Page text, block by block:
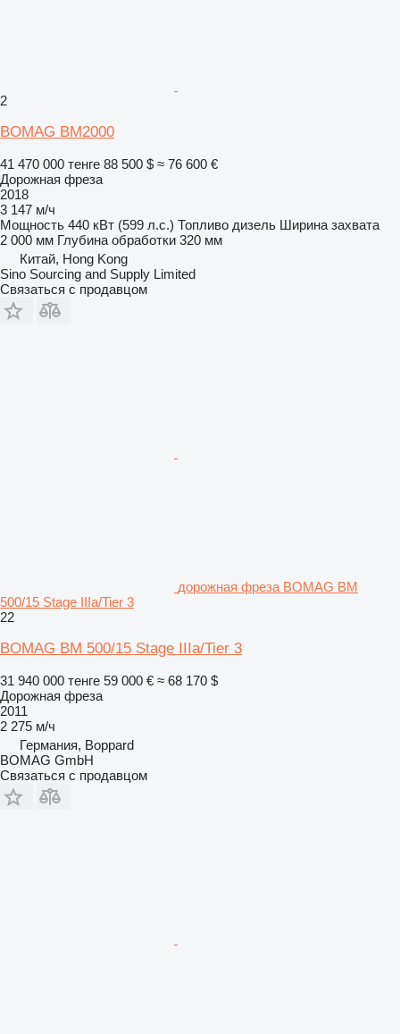
2
BOMAG BM2000
41 470 000 тенге 88 500 $ ≈ 76 600 €
Дорожная фреза
2018
3 147 м/ч
Мощность 440 кВт (599 л.с.) Топливо дизель Ширина захвата
2 000 мм Глубина обработки 320 мм
Китай, Hong Kong
Sino Sourcing and Supply Limited
Связаться с продавцом
дорожная фреза BOMAG BM
500/15 Stage IIIa/Tier 3
22
BOMAG BM 500/15 Stage IIIa/Tier 3
31 940 000 тенге 59 000 € ≈ 68 170 $
Дорожная фреза
2011
2 275 м/ч
Германия, Boppard
BOMAG GmbH
Связаться с продавцом